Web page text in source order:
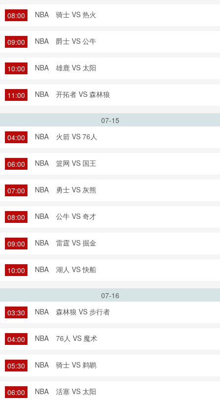
08:00 NBA 骑士 VS 热火
09:00 NBA 爵士 VS 公牛
10:00 NBA 雄鹿 VS 太阳
11:00 NBA 开拓者 VS 森林狼
07-15
04:00
NBA 火箭 VS 76人
06:00 NBA 篮网 VS 国王
07:00 NBA 勇士 VS 灰熊
08:00 NBA 公牛 VS 奇才
09:00 NBA 雷霆 VS 掘金
10:00 NBA 湖人 VS 快船
07-16
03:30
NBA 森林狼 VS 步行者
04:00 NBA 76人 VS 魔术
05:30 NBA 骑士 VS 鹈鹕
06:00 NBA 活塞 VS 太阳